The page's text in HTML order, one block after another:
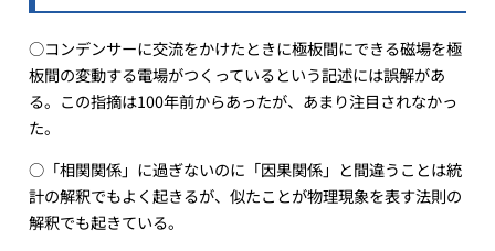
○コンデンサーに交流をかけたときに極板間にできる磁場を極
板間の変動する電場がつくっているという記述には誤解があ
る。この指摘は100年前からあったが、あまり注目されなかっ
た。
○「相関関係」に過ぎないのに「因果関係」と間違うことは統
計の解釈でもよく起きるが、似たことが物理現象を表す法則の
解釈でも起きている。